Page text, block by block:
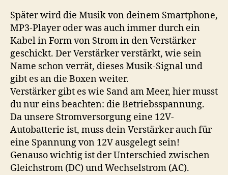
Später wird die Musik von deinem Smartphone,
MP3-Player oder was auch immer durch ein
Kabel in Form von Strom in den Verstärker
geschickt. Der Verstärker verstärkt, wie sein
Name schon verrät, dieses Musik-Signal und
gibt es an die Boxen weiter.
Verstärker gibt es wie Sand am Meer, hier musst
du nur eins beachten: die Betriebsspannung.
Da unsere Stromversorgung eine 12V-
Autobatterie ist, muss dein Verstärker auch für
eine Spannung von 12V ausgelegt sein!
Genauso wichtig ist der Unterschied zwischen
Gleichstrom (DC) und Wechselstrom (AC).